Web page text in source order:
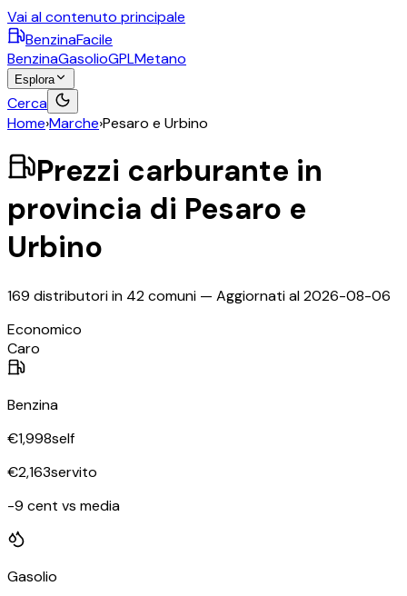
Vai al contenuto principale
BenzinaFacile
BenzinaGasolioGPLMetano
Esplora
Cerca
Home›Marche›Pesaro e Urbino
Prezzi carburante in
provincia di Pesaro e
Urbino
169 distributori in 42comuni — Aggiornati al2026-08-06
Economico
Caro
Benzina
€1,998self
€2,163servito
-9 cent vs media
Gasolio